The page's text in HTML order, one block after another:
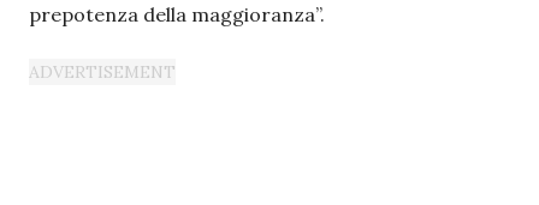
prepotenza della maggioranza”.